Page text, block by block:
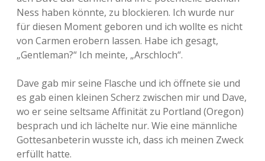
Ness haben könnte, zu blockieren. Ich wurde nur
für diesen Moment geboren und ich wollte es nicht
von Carmen erobern lassen. Habe ich gesagt,
„Gentleman?“ Ich meinte, „Arschloch“.
Dave gab mir seine Flasche und ich öffnete sie und
es gab einen kleinen Scherz zwischen mir und Dave,
wo er seine seltsame Affinität zu Portland (Oregon)
besprach und ich lächelte nur. Wie eine männliche
Gottesanbeterin wusste ich, dass ich meinen Zweck
erfüllt hatte.